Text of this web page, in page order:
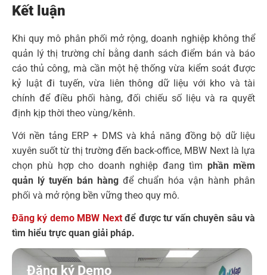
Kết luận
Khi quy mô phân phối mở rộng, doanh nghiệp không thể
quản lý thị trường chỉ bằng danh sách điểm bán và báo
cáo thủ công, mà cần một hệ thống vừa kiểm soát được
kỷ luật đi tuyến, vừa liên thông dữ liệu với kho và tài
chính để điều phối hàng, đối chiếu số liệu và ra quyết
định kịp thời theo vùng/kênh.
Với nền tảng ERP + DMS và khả năng đồng bộ dữ liệu
xuyên suốt từ thị trường đến back-office, MBW Next là lựa
chọn phù hợp cho doanh nghiệp đang tìm phần mềm
quản lý tuyến bán hàng để chuẩn hóa vận hành phân
phối và mở rộng bền vững theo quy mô.
Đăng ký demo MBW Nextđể được tư vấn chuyên sâu và
tìm hiểu trực quan giải pháp.
Đăng ký Demo